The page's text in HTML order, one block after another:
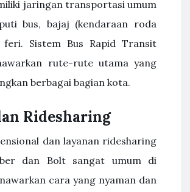
jaringan transportasi umum
bus, bajaj (kendaraan roda
Sistem Bus Rapid Transit
rute-rute utama yang
berbagai bagian kota.
Ridesharing
dan layanan ridesharing
dan Bolt sangat umum di
cara yang nyaman dan